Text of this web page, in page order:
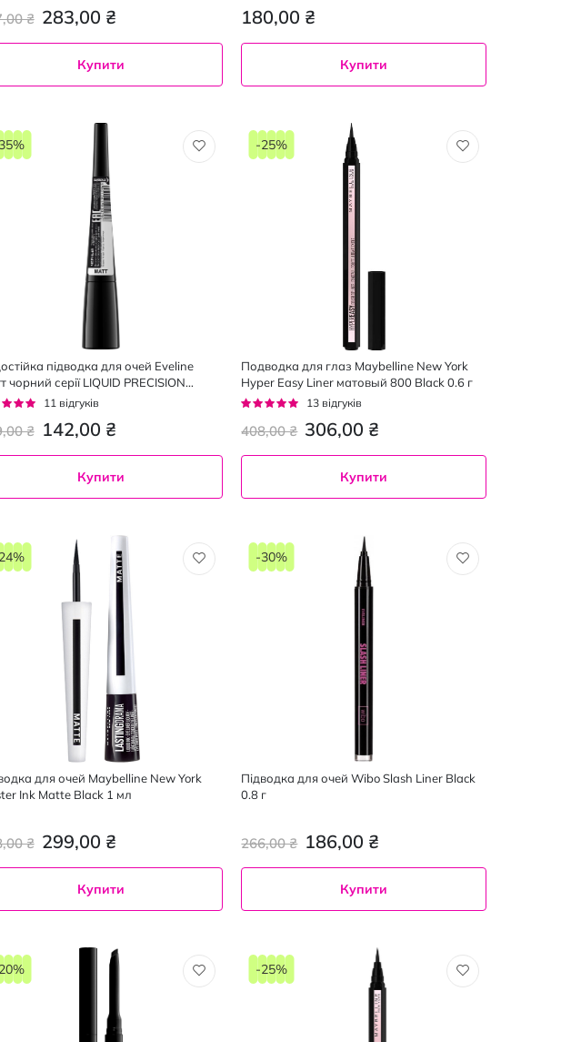
283,00 ₴
₴
Купити
180,00 ₴
Купити
підводка для очей Eveline
чорний серії LIQUID PRECISION
2000 PROCENT 4 мл
11 відгуків
142,00 ₴
₴
Купити
Подводка для глаз Maybelline New York
Hyper Easy Liner матовый 800 Black 0.6 г
Рейтинг:
13 відгуків
306,00 ₴
408,00 ₴
-25%
Купити
для очей Maybelline New York
Ink Matte Black 1 мл
299,00 ₴
₴
Купити
Підводка для очей Wibo Slash Liner Black
0.8 г
186,00 ₴
266,00 ₴
-30%
Купити
-25%